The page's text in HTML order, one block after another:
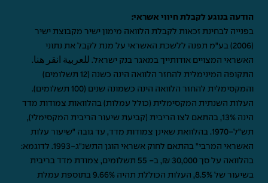
הודעה בנוגע לקבלת חיווי אשראי:
בפנייה לבחינת זכאות לקבלת הלוואה מימון ישיר מקבוצת ישיר
(2006) בע"מ תפנה ללשכת האשראי על מנת לקבל את נתוני
האשראי המצויים אודותייך במאגר בנק ישראל. للعربية انقر هنا.
התקופה המינימלית להחזר הלוואה הינה כשנה (12 תשלומים)
והמקסימלית להחזר הלוואה הינה כשמונה שנים (100 תשלומים).
העלות השנתית המקסימלית (כולל עמלות) בהלוואות צמודות מדד
הינה 13%, בהתאם לצו הריבית (קביעת שיעור הריבית המקסימלי),
תש"ל-1970. בהלוואת שאינן צמודות מדד, עד גובה "שיעור עלות
האשראי המרבי" בהתאם לחוק אשראי הוגן התשנ"ג-1993. לדוגמא:
בהלוואה על סך 30,000 ₪, ב- 55 תשלומים, צמודת מדד בריבית
בשיעור של 8.5%, העלות הכוללת תהיה 9.66% בתוספת עמלת